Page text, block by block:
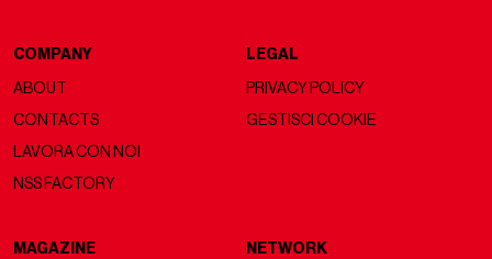
COMPANY
ABOUT
CONTACTS
LAVORA CON NOI
NSS FACTORY
LEGAL
PRIVACY POLICY
GESTISCI COOKIE
MAGAZINE NETWORK